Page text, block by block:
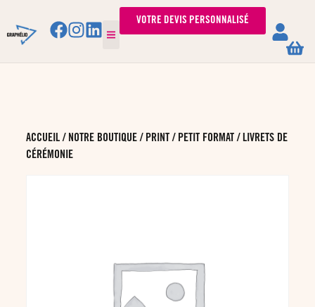
VOTRE DEVIS PERSONNALISÉ
ACCUEIL/ NOTRE BOUTIQUE/ PRINT/ PETIT FORMAT/ LIVRETS DE
CÉRÉMONIE